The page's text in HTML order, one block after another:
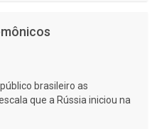
brasileiro as
que a Rússia iniciou na